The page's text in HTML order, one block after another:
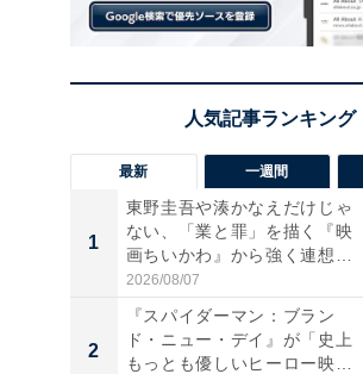
最新 一週間
1
東野圭吾や湊かなえだけじゃ
ない、「業と罪」を描く『映
画ちいかわ』から強く連想し
た...
2026/08/07
2
『スパイダーマン：ブラン
ド・ニュー・デイ』が「史上
もっとも優しいヒーロー映